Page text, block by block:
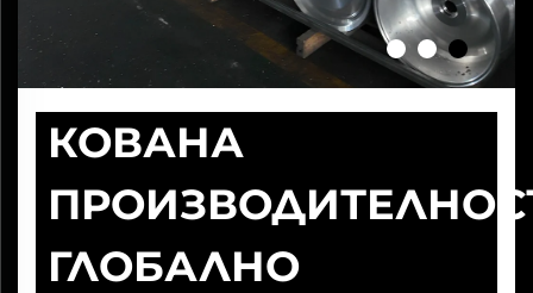
КОВАНА
ГЛОБАЛНО